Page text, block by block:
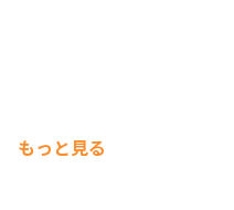
もっと見る